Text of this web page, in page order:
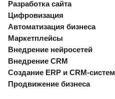
Разработка сайта
Цифровизация
Автоматизация бизнеса
Маркетплейсы
Внедрение нейросетей
Внедрение CRM
Создание ERP и CRM-систем
Продвижение бизнеса